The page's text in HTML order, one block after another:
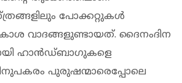
പോക്കറ്റുകള്‍
വാദങ്ങളുണ്ടായത്. ദൈനംദിന
ഹാന്‍ഡ്ബാഗുകളെ
പുരുഷന്മാരെപ്പോലെ